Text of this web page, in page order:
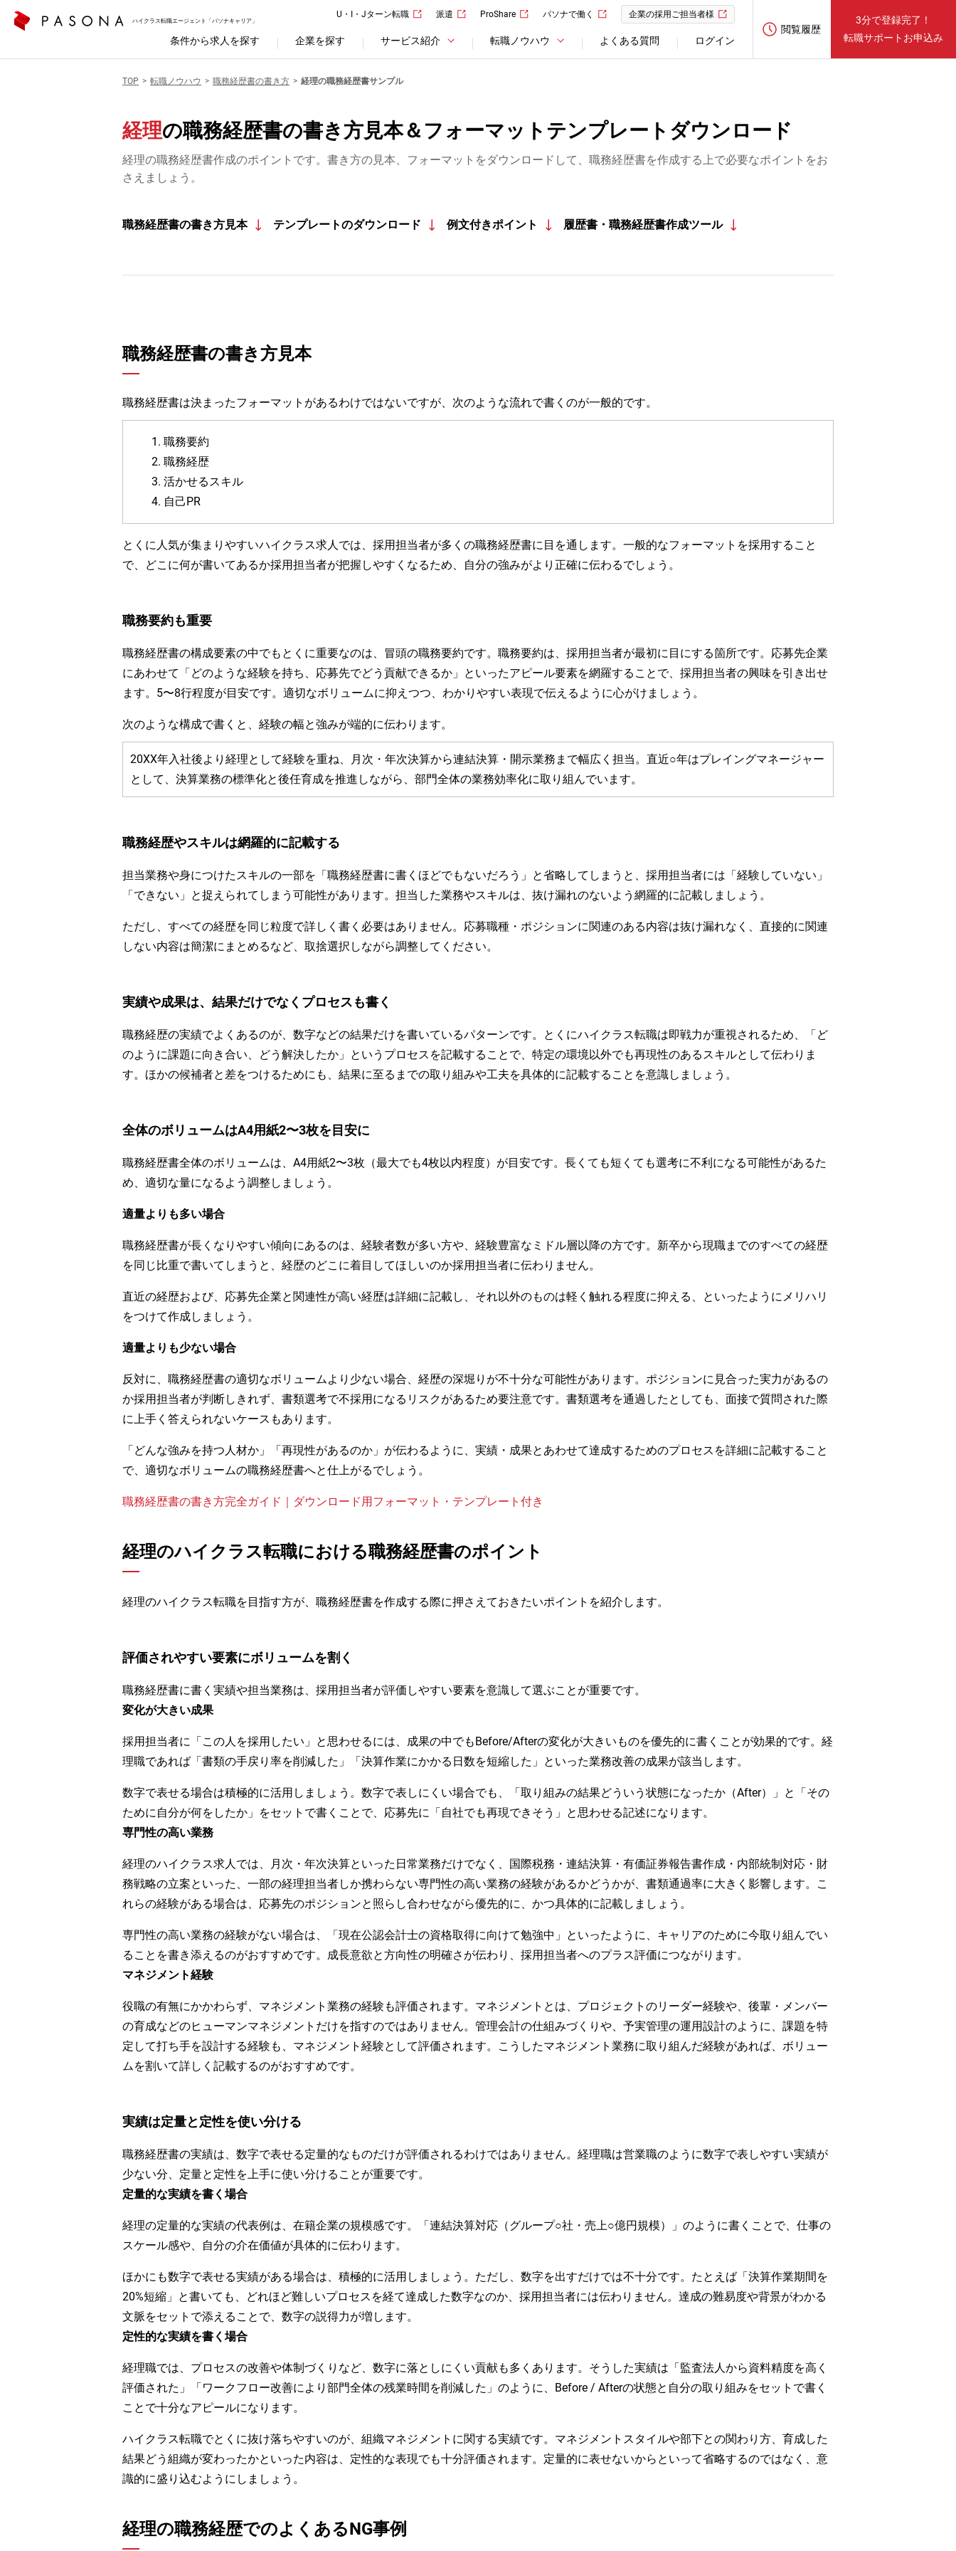
ハイクラス転職エージェント「パソナキャリア」
U・I・Jターン転職 派遣 ProShare パソナで働く 企業の採用ご担当者様
条件から求人を探す 企業を探す サービス紹介 転職ノウハウ よくある質問 ログイン
閲覧履歴
3分で登録完了！
転職サポートお申込み
TOP 転職ノウハウ 職務経歴書の書き方 経理の職務経歴書サンプル
経理の職務経歴書の書き方見本＆フォーマットテンプレートダウンロード
経理の職務経歴書作成のポイントです。書き方の見本、フォーマットをダウンロードして、職務経歴書を作成する上で必要なポイントをお
さえましょう。
職務経歴書の書き方見本 テンプレートのダウンロード 例文付きポイント 履歴書・職務経歴書作成ツール
職務経歴書の書き方見本
職務経歴書は決まったフォーマットがあるわけではないですが、次のような流れで書くのが一般的です。
1. 職務要約
2. 職務経歴
3. 活かせるスキル
4. 自己PR
とくに人気が集まりやすいハイクラス求人では、採用担当者が多くの職務経歴書に目を通します。一般的なフォーマットを採用すること
で、どこに何が書いてあるか採用担当者が把握しやすくなるため、自分の強みがより正確に伝わるでしょう。
職務要約も重要
職務経歴書の構成要素の中でもとくに重要なのは、冒頭の職務要約です。職務要約は、採用担当者が最初に目にする箇所です。応募先企業
にあわせて「どのような経験を持ち、応募先でどう貢献できるか」といったアピール要素を網羅することで、採用担当者の興味を引き出せ
ます。5〜8行程度が目安です。適切なボリュームに抑えつつ、わかりやすい表現で伝えるように心がけましょう。
次のような構成で書くと、経験の幅と強みが端的に伝わります。
20XX年入社後より経理として経験を重ね、月次・年次決算から連結決算・開示業務まで幅広く担当。直近○年はプレイングマネージャー
として、決算業務の標準化と後任育成を推進しながら、部門全体の業務効率化に取り組んでいます。
職務経歴やスキルは網羅的に記載する
担当業務や身につけたスキルの一部を「職務経歴書に書くほどでもないだろう」と省略してしまうと、採用担当者には「経験していない」
「できない」と捉えられてしまう可能性があります。担当した業務やスキルは、抜け漏れのないよう網羅的に記載しましょう。
ただし、すべての経歴を同じ粒度で詳しく書く必要はありません。応募職種・ポジションに関連のある内容は抜け漏れなく、直接的に関連
しない内容は簡潔にまとめるなど、取捨選択しながら調整してください。
実績や成果は、結果だけでなくプロセスも書く
職務経歴の実績でよくあるのが、数字などの結果だけを書いているパターンです。とくにハイクラス転職は即戦力が重視されるため、「ど
のように課題に向き合い、どう解決したか」というプロセスを記載することで、特定の環境以外でも再現性のあるスキルとして伝わりま
す。ほかの候補者と差をつけるためにも、結果に至るまでの取り組みや工夫を具体的に記載することを意識しましょう。
全体のボリュームはA4用紙2〜3枚を目安に
職務経歴書全体のボリュームは、A4用紙2〜3枚（最大でも4枚以内程度）が目安です。長くても短くても選考に不利になる可能性があるた
め、適切な量になるよう調整しましょう。
適量よりも多い場合
職務経歴書が長くなりやすい傾向にあるのは、経験者数が多い方や、経験豊富なミドル層以降の方です。新卒から現職までのすべての経歴
を同じ比重で書いてしまうと、経歴のどこに着目してほしいのか採用担当者に伝わりません。
直近の経歴および、応募先企業と関連性が高い経歴は詳細に記載し、それ以外のものは軽く触れる程度に抑える、といったようにメリハリ
をつけて作成しましょう。
適量よりも少ない場合
反対に、職務経歴書の適切なボリュームより少ない場合、経歴の深堀りが不十分な可能性があります。ポジションに見合った実力があるの
か採用担当者が判断しきれず、書類選考で不採用になるリスクがあるため要注意です。書類選考を通過したとしても、面接で質問された際
に上手く答えられないケースもあります。
「どんな強みを持つ人材か」「再現性があるのか」が伝わるように、実績・成果とあわせて達成するためのプロセスを詳細に記載すること
で、適切なボリュームの職務経歴書へと仕上がるでしょう。
職務経歴書の書き方完全ガイド｜ダウンロード用フォーマット・テンプレート付き
経理のハイクラス転職における職務経歴書のポイント
経理のハイクラス転職を目指す方が、職務経歴書を作成する際に押さえておきたいポイントを紹介します。
評価されやすい要素にボリュームを割く
職務経歴書に書く実績や担当業務は、採用担当者が評価しやすい要素を意識して選ぶことが重要です。
変化が大きい成果
採用担当者に「この人を採用したい」と思わせるには、成果の中でもBefore/Afterの変化が大きいものを優先的に書くことが効果的です。経
理職であれば「書類の手戻り率を削減した」「決算作業にかかる日数を短縮した」といった業務改善の成果が該当します。
数字で表せる場合は積極的に活用しましょう。数字で表しにくい場合でも、「取り組みの結果どういう状態になったか（After）」と「その
ために自分が何をしたか」をセットで書くことで、応募先に「自社でも再現できそう」と思わせる記述になります。
専門性の高い業務
経理のハイクラス求人では、月次・年次決算といった日常業務だけでなく、国際税務・連結決算・有価証券報告書作成・内部統制対応・財
務戦略の立案といった、一部の経理担当者しか携わらない専門性の高い業務の経験があるかどうかが、書類通過率に大きく影響します。こ
れらの経験がある場合は、応募先のポジションと照らし合わせながら優先的に、かつ具体的に記載しましょう。
専門性の高い業務の経験がない場合は、「現在公認会計士の資格取得に向けて勉強中」といったように、キャリアのために今取り組んでい
ることを書き添えるのがおすすめです。成長意欲と方向性の明確さが伝わり、採用担当者へのプラス評価につながります。
マネジメント経験
役職の有無にかかわらず、マネジメント業務の経験も評価されます。マネジメントとは、プロジェクトのリーダー経験や、後輩・メンバー
の育成などのヒューマンマネジメントだけを指すのではありません。管理会計の仕組みづくりや、予実管理の運用設計のように、課題を特
定して打ち手を設計する経験も、マネジメント経験として評価されます。こうしたマネジメント業務に取り組んだ経験があれば、ボリュー
ムを割いて詳しく記載するのがおすすめです。
実績は定量と定性を使い分ける
職務経歴書の実績は、数字で表せる定量的なものだけが評価されるわけではありません。経理職は営業職のように数字で表しやすい実績が
少ない分、定量と定性を上手に使い分けることが重要です。
定量的な実績を書く場合
経理の定量的な実績の代表例は、在籍企業の規模感です。「連結決算対応（グループ○社・売上○億円規模）」のように書くことで、仕事の
スケール感や、自分の介在価値が具体的に伝わります。
ほかにも数字で表せる実績がある場合は、積極的に活用しましょう。ただし、数字を出すだけでは不十分です。たとえば「決算作業期間を
20%短縮」と書いても、どれほど難しいプロセスを経て達成した数字なのか、採用担当者には伝わりません。達成の難易度や背景がわかる
文脈をセットで添えることで、数字の説得力が増します。
定性的な実績を書く場合
経理職では、プロセスの改善や体制づくりなど、数字に落としにくい貢献も多くあります。そうした実績は「監査法人から資料精度を高く
評価された」「ワークフロー改善により部門全体の残業時間を削減した」のように、Before / Afterの状態と自分の取り組みをセットで書く
ことで十分なアピールになります。
ハイクラス転職でとくに抜け落ちやすいのが、組織マネジメントに関する実績です。マネジメントスタイルや部下との関わり方、育成した
結果どう組織が変わったかといった内容は、定性的な表現でも十分評価されます。定量的に表せないからといって省略するのではなく、意
識的に盛り込むようにしましょう。
経理の職務経歴でのよくあるNG事例